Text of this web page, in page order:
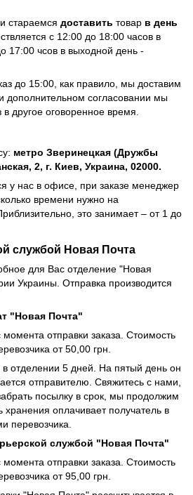
стараемся доставить товар в день
с 12:00 до 18:00 часов в
17:00 чсов в выходной день -
до 15:00, как правило, мы доставим
дополнительном согласовании мы
другое оговоренное время.
метро Зверинецкая (Дружбы
2, г. Киев, Украина, 02000.
у нас в офисе, при заказе менеджер
времени нужно на
это занимает – от 1 до
службой Новая Почта
для Вас отделение "Новая
Украины. Отправка производится
"Новая Почта"
отправки заказа. Стоимость
от 50,00 грн.
в отделении 5 дней. На пятый день он
отправителю. Свяжитесь с нами,
посылку в срок, мы продолжим
оплачивает получатель в
перевозчика.
службой "Новая Почта"
отправки заказа. Стоимость
от 95,00 грн.